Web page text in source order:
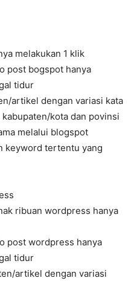
melakukan 1 klik
post bogspot hanya
tidur
artikel dengan variasi kata
kota dan povinsi
melalui blogspot
keyword tertentu yang
ribuan wordpress hanya
post wordpress hanya
tidur
artikel dengan variasi